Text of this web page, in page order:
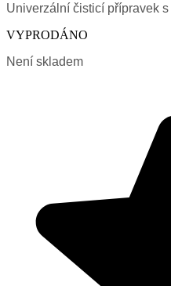
Univerzální čisticí přípravek s
VYPRODÁNO
Není skladem